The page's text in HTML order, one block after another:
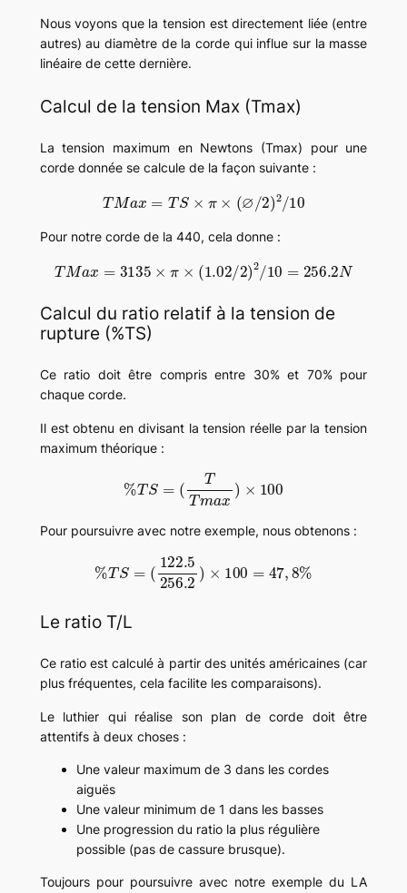
Nous voyons que la tension est directement liée (entre
autres) au diamètre de la corde qui influe sur la masse
linéaire de cette dernière.
Calcul de la tension Max (Tmax)
La tension maximum en Newtons (Tmax) pour une
corde donnée se calcule de la façon suivante :
TM =TS /2) 2/10
Pour notre corde de la 440, cela donne :
TM 3135 1.02/2)2/10= 256.2N
Calcul du ratio relatif à la tension de
rupture (%TS)
Ce ratio doit être compris entre 30% et 70% pour
chaque corde.
Il est obtenu en divisant la tension réelle par la tension
maximum théorique :
ma
Pour poursuivre avec notre exemple, nous obtenons :
122.5256.2
Le ratio T/L
Ce ratio est calculé à partir des unités américaines (car
plus fréquentes, cela facilite les comparaisons).
Le luthier qui réalise son plan de corde doit être
attentifs à deux choses :
Une valeur maximum de 3 dans les cordes
aiguës
Une valeur minimum de 1 dans les basses
Une progression du ratio la plus régulière
possible (pas de cassure brusque).
Toujours pour poursuivre avec notre exemple du LA